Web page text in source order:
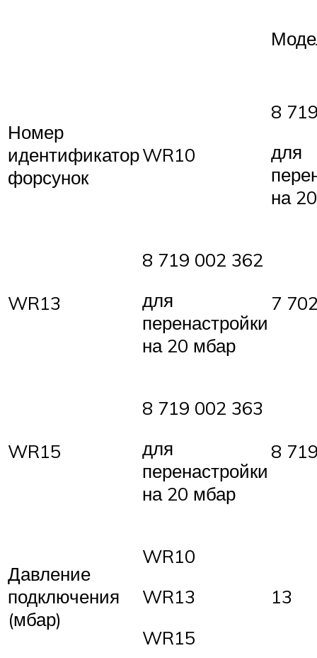
Номер
идентификатор
форсунок
WR10
8
для
на
WR13
8 719 002 362
для
перенастройки
на 20 мбар
7
WR15
8 719 002 363
для
перенастройки
на 20 мбар
8
Давление
подключения
(мбар)
WR10
WR13
WR15
13